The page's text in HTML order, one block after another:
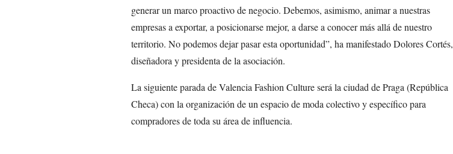
generar un marco proactivo de negocio. Debemos, asimismo, animar a nuestras
empresas a exportar, a posicionarse mejor, a darse a conocer más allá de nuestro
territorio. No podemos dejar pasar esta oportunidad”, ha manifestado Dolores Cortés,
diseñadora y presidenta de la asociación.
La siguiente parada de Valencia Fashion Culture será la ciudad de Praga (República
Checa) con la organización de un espacio de moda colectivo y específico para
compradores de toda su área de influencia.